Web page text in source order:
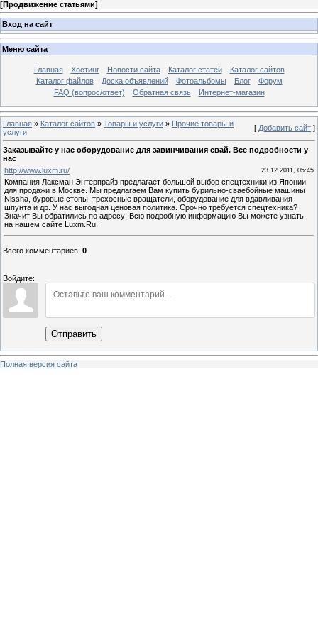
[Продвижение статьями]
Вход на сайт
Меню сайта
Главная Хостинг Новости сайта Каталог статей
Каталог сайтов
Каталог файлов
Доска объявлений Фотоальбомы Блог
Форум
FAQ (вопрос/ответ)
Обратная связь Интернет-магазин
Главная » Каталог сайтов » Товары и услуги » Прочие товары и
услуги
[ Добавить сайт ]
Заказывайте у нас оборудование для завинчивания свай. Все подробности у
нас
http://www.luxm.ru/
23.12.2011, 05:45
Компания Лаксман Энтерпрайз предлагает большой выбор спецтехники из Японии
для продажи в Москве. Мы предлагаем Вам купить бурильно-сваебойные машины
Nissha, буровые стопы, трехосные вращатели, оборудование для вдавливания
шпунта и др. У нас выгодная ценовая политика. Срочно требуется спецтехника?
Значит Вы обратились по адресу! Всю подробную информацию Вы можете узнать
на нашем сайте Luxm.Ru!
Всего комментариев: 0
Войдите:
Отправить
Полная версия сайта